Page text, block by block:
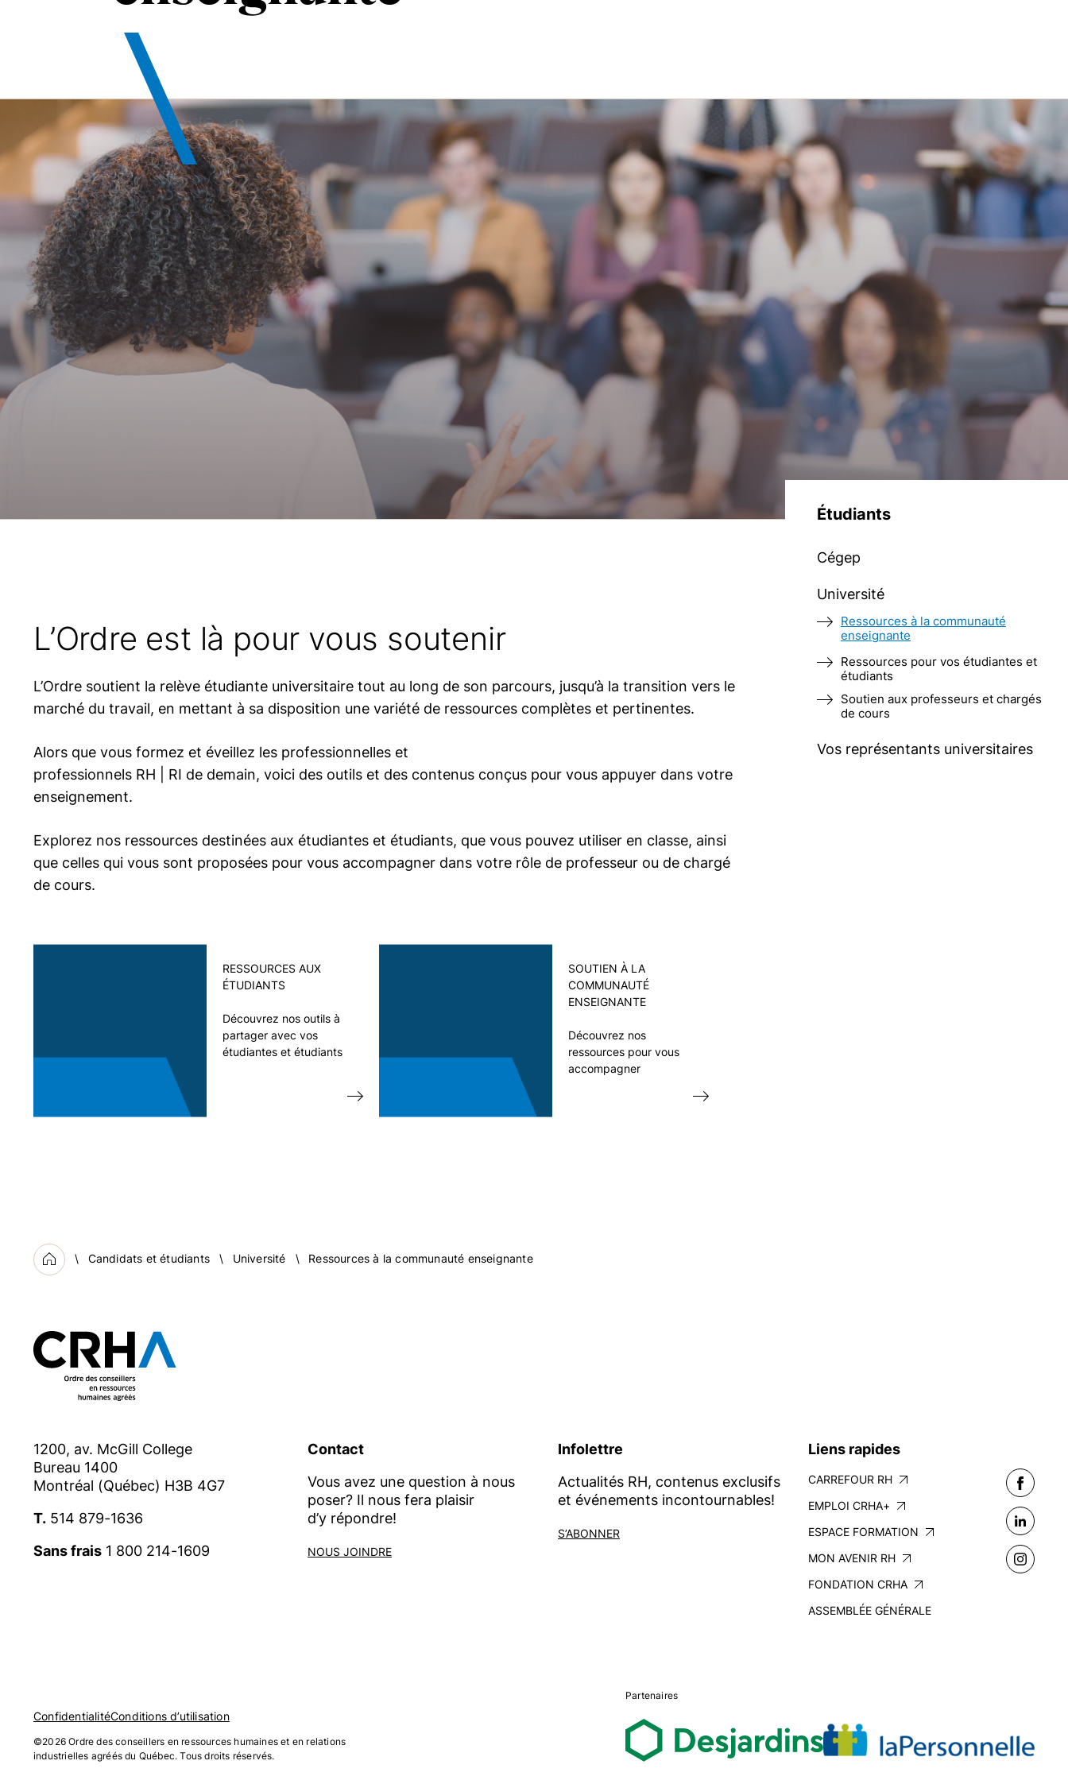
L’Ordre est là pour vous soutenir
L’Ordre soutient la relève étudiante universitaire tout au long de son parcours, jusqu’à la transition vers le
marché du travail, en mettant à sa disposition une variété de ressources complètes et pertinentes.
Alors que vous formez et éveillez les professionnelles et
professionnels RH | RI de demain, voici des outils et des contenus conçus pour vous appuyer dans votre
enseignement.
Explorez nos ressources destinées aux étudiantes et étudiants, que vous pouvez utiliser en classe, ainsi
que celles qui vous sont proposées pour vous accompagner dans votre rôle de professeur ou de chargé
de cours.
RESSOURCES AUX
ÉTUDIANTS
Découvrez nos outils à
partager avec vos
étudiantes et étudiants
SOUTIEN À LA
COMMUNAUTÉ
ENSEIGNANTE
Découvrez nos
ressources pour vous
accompagner
Étudiants
Cégep
Université
Ressources à la communauté
enseignante
Ressources pour vos étudiantes et
étudiants
Soutien aux professeurs et chargés
de cours
Vos représentants universitaires
Accueil
Candidats et étudiants Université Ressources à la communauté enseignante
1200, av. McGill College
Bureau 1400
Montréal (Québec) H3B 4G7
T. 514 879-1636
Sans frais 1 800 214-1609
Contact
Vous avez une question à nous
poser? Il nous fera plaisir
d’y répondre!
NOUS JOINDRE
Infolettre
Actualités RH, contenus exclusifs
et événements incontournables!
S’ABONNER
Liens rapides
CARREFOUR RH
EMPLOI CRHA+
ESPACE FORMATION
MON AVENIR RH
FONDATION CRHA
ASSEMBLÉE GÉNÉRALE
ConfidentialitéConditions d’utilisation
©2026 Ordre des conseillers en ressources humaines et en relations
industrielles agréés du Québec. Tous droits réservés.
Partenaires